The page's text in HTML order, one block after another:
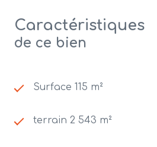
Caractéristiques
de ce bien
Surface 115 m²
terrain 2 543 m²